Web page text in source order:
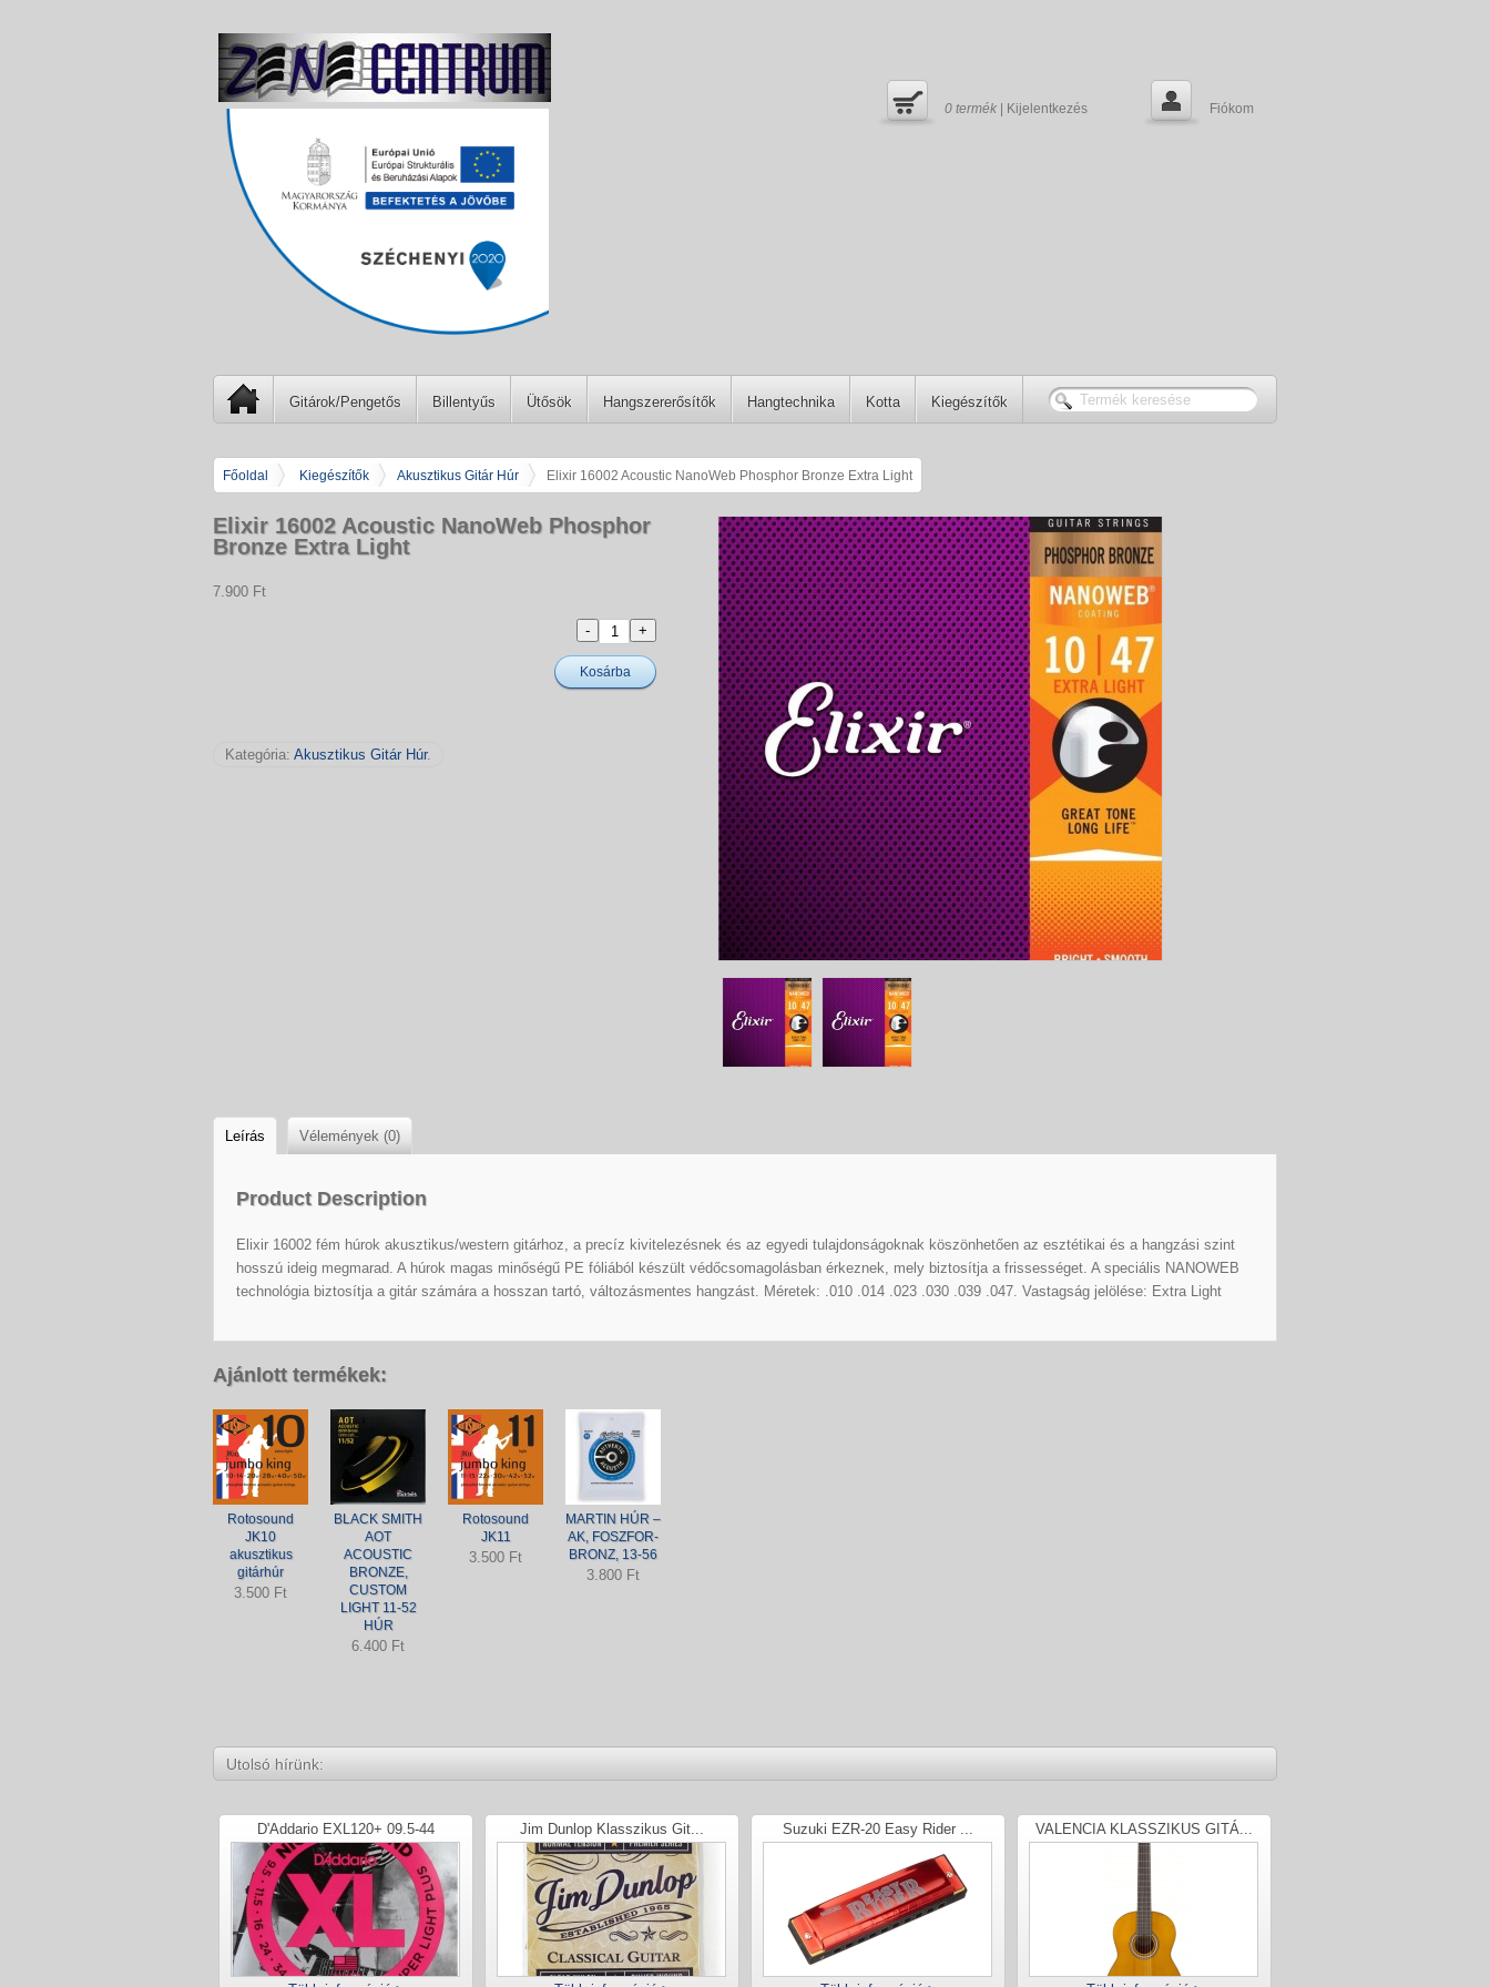
0 termék | Kijelentkezés Fiókom
Gitárok/Pengetős Billentyűs Ütősök Hangszererősítők Hangtechnika Kotta Kiegészítők
Főoldal Kiegészítők Akusztikus Gitár Húr Elixir 16002 Acoustic NanoWeb Phosphor Bronze Extra Light
Elixir 16002 Acoustic NanoWeb Phosphor
Bronze Extra Light
7.900 Ft
Kosárba
Kategória: Akusztikus Gitár Húr.
Leírás Vélemények (0)
Product Description
Elixir 16002 fém húrok akusztikus/western gitárhoz, a precíz kivitelezésnek és az egyedi tulajdonságoknak köszönhetően az esztétikai és a hangzási szint
hosszú ideig megmarad. A húrok magas minőségű PE fóliából készült védőcsomagolásban érkeznek, mely biztosítja a frissességet. A speciális NANOWEB
technológia biztosítja a gitár számára a hosszan tartó, változásmentes hangzást. Méretek: .010 .014 .023 .030 .039 .047. Vastagság jelölése: Extra Light
Ajánlott termékek:
Rotosound
JK10
akusztikus
gitárhúr
3.500 Ft
BLACK SMITH
AOT
ACOUSTIC
BRONZE,
CUSTOM
LIGHT 11-52
HÚR
6.400 Ft
Rotosound
JK11
3.500 Ft
MARTIN HÚR –
AK, FOSZFOR-
BRONZ, 13-56
3.800 Ft
Utolsó hírünk:
D'Addario EXL120+ 09.5-44 Jim Dunlop Klasszikus Git... Suzuki EZR-20 Easy Rider ... VALENCIA KLASSZIKUS GITÁ...